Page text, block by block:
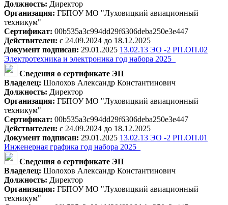
Должность: Директор
Организация: ГБПОУ МО "Луховицкий авиационный
техникум"
Сертификат: 00b535a3c994dd29f6306deba250e3e447
Действителен: с 24.09.2024 до 18.12.2025
Документ подписан: 29.01.2025 13.02.13 ЭО -2 РП.ОП.02
Электротехника и электроника год набора 2025_
Сведения о сертификате ЭП
Владелец: Шолохов Александр Константинович
Должность: Директор
Организация: ГБПОУ МО "Луховицкий авиационный
техникум"
Сертификат: 00b535a3c994dd29f6306deba250e3e447
Действителен: с 24.09.2024 до 18.12.2025
Документ подписан: 29.01.2025 13.02.13 ЭО -2 РП.ОП.01
Инженерная графика год набора 2025_
Сведения о сертификате ЭП
Владелец: Шолохов Александр Константинович
Должность: Директор
Организация: ГБПОУ МО "Луховицкий авиационный
техникум"